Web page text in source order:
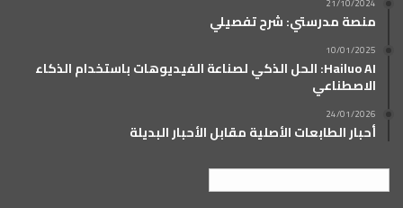
منصة مدرستي: شرح تفصيلي
10/01/2025
Hailuo AI: الحل الذكي لصناعة الفيديوهات باستخدام الذكاء
الاصطناعي
24/01/2026
أحبار الطابعات الأصلية مقابل الأحبار البديلة